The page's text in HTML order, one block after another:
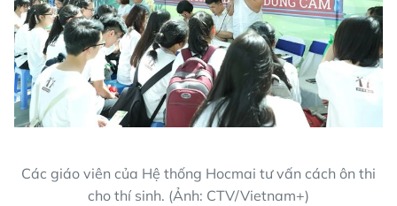
Các giáo viên của Hệ thống Hocmai tư vấn cách ôn thi
cho thí sinh. (Ảnh: CTV/Vietnam+)